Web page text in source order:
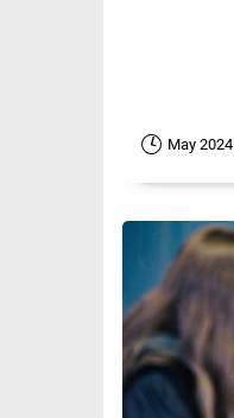
May 2024